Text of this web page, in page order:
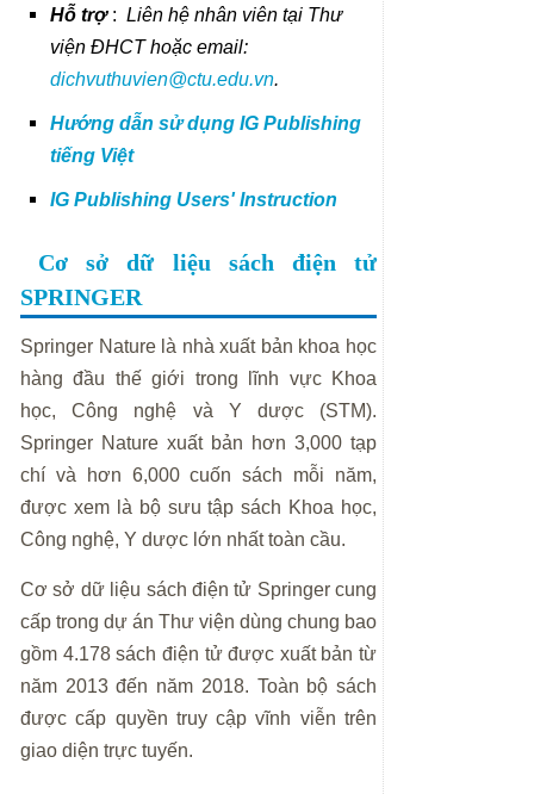
Hỗ trợ : Liên hệ nhân viên tại Thư
viện ĐHCT hoặc email:
dichvuthuvien@ctu.edu.vn.
Hướng dẫn sử dụng IG Publishing
tiếng Việt
IG Publishing Users' Instruction
Cơ sở dữ liệu sách điện tử
SPRINGER
Springer Nature là nhà xuất bản khoa học
hàng đầu thế giới trong lĩnh vực Khoa
học, Công nghệ và Y dược (STM).
Springer Nature xuất bản hơn 3,000 tạp
chí và hơn 6,000 cuốn sách mỗi năm,
được xem là bộ sưu tập sách Khoa học,
Công nghệ, Y dược lớn nhất toàn cầu.
Cơ sở dữ liệu sách điện tử Springer cung
cấp trong dự án Thư viện dùng chung bao
gồm 4.178 sách điện tử được xuất bản từ
năm 2013 đến năm 2018. Toàn bộ sách
được cấp quyền truy cập vĩnh viễn trên
giao diện trực tuyến.